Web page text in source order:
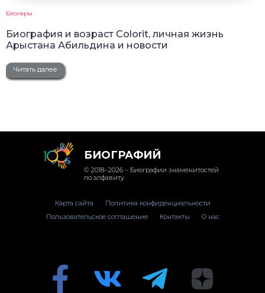
Блогеры
Биография и возраст Colorit, личная жизнь
Арыстана Абильдина и новости
Читать далее
БИОГРАФИЙ
© 2018–2026 – Биографии знаменитостей
по алфавиту
Карта сайта
Политика конфиденциальности
Пользовательское соглашение
Контакты О нас